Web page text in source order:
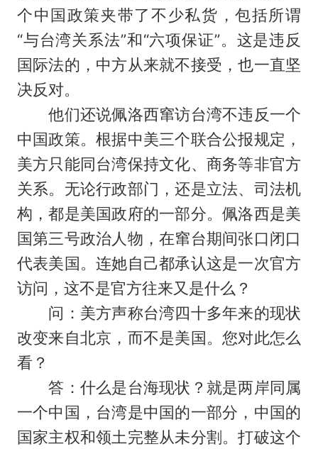
个中国政策夹带了不少私货，包括所谓
“与台湾关系法”和“六项保证”。这是违反
国际法的，中方从来就不接受，也一直坚
决反对。
他们还说佩洛西窜访台湾不违反一个
中国政策。根据中美三个联合公报规定，
美方只能同台湾保持文化、商务等非官方
关系。无论行政部门，还是立法、司法机
构，都是美国政府的一部分。佩洛西是美
国第三号政治人物，在窜台期间张口闭口
代表美国。连她自己都承认这是一次官方
访问，这不是官方往来又是什么？
问：美方声称台湾四十多年来的现状
改变来自北京，而不是美国。您对此怎么
看？
答：什么是台海现状？就是两岸同属
一个中国，台湾是中国的一部分，中国的
国家主权和领土完整从未分割。打破这个